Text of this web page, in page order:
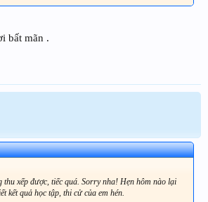
bất mãn .
thu xếp được, tiếc quá. Sorry nha! Hẹn hôm nào lại
kết quả học tập, thi cử của em hén.